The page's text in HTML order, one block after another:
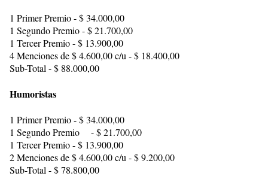
1 Primer Premio - $ 34.000,00
1 Segundo Premio - $ 21.700,00
1 Tercer Premio - $ 13.900,00
4 Menciones de $ 4.600,00 c/u - $ 18.400,00
Sub-Total - $ 88.000,00
Humoristas
1 Primer Premio - $ 34.000,00
1 Segundo Premio - $ 21.700,00
1 Tercer Premio - $ 13.900,00
2 Menciones de $ 4.600,00 c/u - $ 9.200,00
Sub-Total - $ 78.800,00